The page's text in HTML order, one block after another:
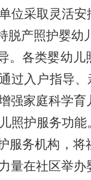
位采取灵活
脱产照护婴幼
。 各类婴幼儿
过入户指导
强家庭科学育
照护服务功能
服务机构，
量在社区举